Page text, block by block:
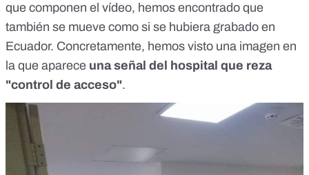
que componen el vídeo, hemos encontrado que
también se mueve como si se hubiera grabado en
Ecuador. Concretamente, hemos visto una imagen en
la que aparece una señal del hospital que reza
"control de acceso".